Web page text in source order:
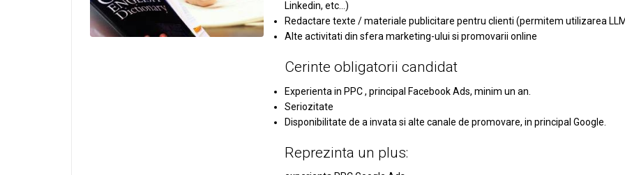
Linkedin, etc…)
Redactare texte / materiale publicitare pentru clienti (permitem utilizarea
Alte activitati din sfera marketing-ului si promovarii online
Cerinte obligatorii candidat
Experienta in PPC , principal Facebook Ads, minim un an.
Seriozitate
Disponibilitate de a invata si alte canale de promovare, in principal Google.
Reprezinta un plus: